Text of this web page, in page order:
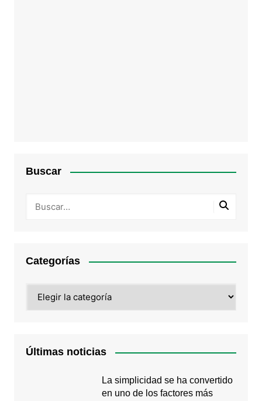
Buscar
Categorías
Últimas noticias
La simplicidad se ha convertido
en uno de los factores más